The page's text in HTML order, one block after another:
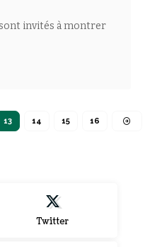
invités à montrer
13 14 15 16
Twitter